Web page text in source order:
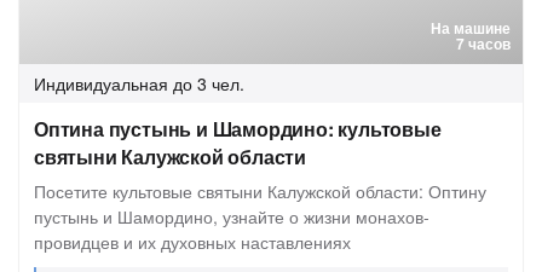
На машине
7 часов
Индивидуальная до 3 чел.
Оптина пустынь и Шамордино: культовые
святыни Калужской области
Посетите культовые святыни Калужской области: Оптину
пустынь и Шамордино, узнайте о жизни монахов-
провидцев и их духовных наставлениях